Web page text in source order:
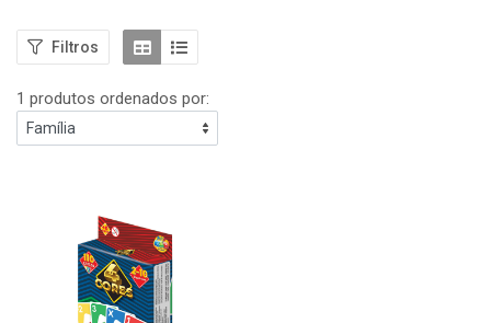
Filtros
1 produtos ordenados por: